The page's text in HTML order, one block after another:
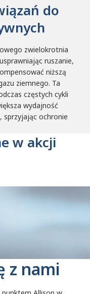
do
zwielokrotnia
ruszanie,
niższą
ziemnego. Ta
częstych cykli
wydajność
sprzyjając ochronie
w akcji
z nami